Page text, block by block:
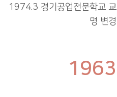
1974.3 경기공업전문학교 교
명 변경
1963